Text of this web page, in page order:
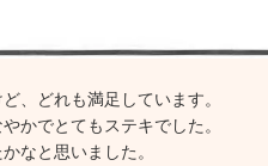
、どれも満足しています。
かでとてもステキでした。
なと思いました。